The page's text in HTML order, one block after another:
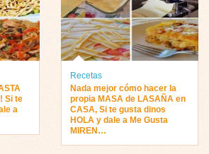
Si te
a
Recetas
Nada mejor cómo hacer la
propia MASA de LASAÑA en
CASA, Si te gusta dinos
HOLA y dale a Me Gusta
MIREN…